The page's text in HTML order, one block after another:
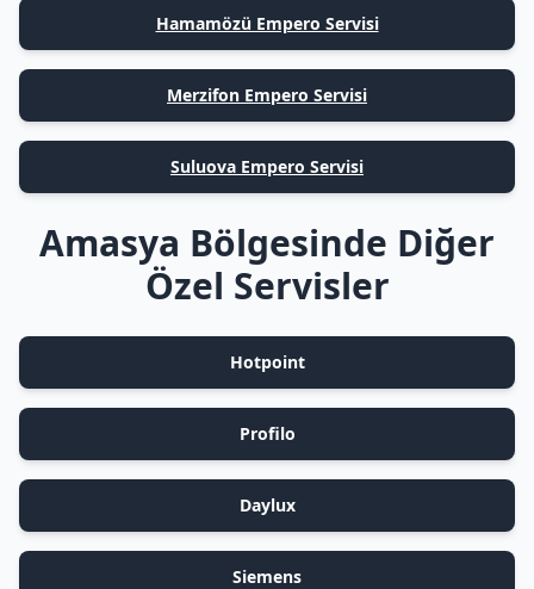
Hamamözü Empero Servisi
Merzifon Empero Servisi
Suluova Empero Servisi
Amasya Bölgesinde Diğer
Özel Servisler
Hotpoint
Profilo
Daylux
Siemens